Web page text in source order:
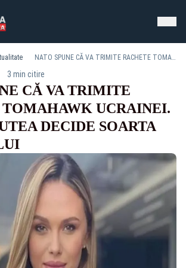
NATO SPUNE CĂ VA TRIMITE RACHETE TOMAHAWK UCRAINEI. CUM AR PUTEA DECIDE SOARTA RĂZBOIULUI
3 min citire
CĂ VA TRIMITE
UCRAINEI.
DECIDE SOARTA